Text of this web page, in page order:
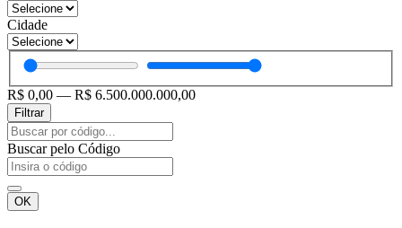
Cidade
R$ 0,00 — R$ 6.500.000.000,00
Filtrar
Pesquisar
...
Buscar pelo Código
OK